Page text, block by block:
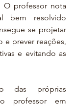
O professor nota
bem resolvido
se projetar
e prever reações,
e evitando as
das próprias
professor em